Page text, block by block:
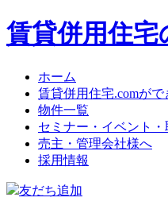
賃貸併用住宅
ホーム
賃貸併用住宅.comがで
物件一覧
セミナー・イベント・
売主・管理会社様へ
採用情報
友だち追加